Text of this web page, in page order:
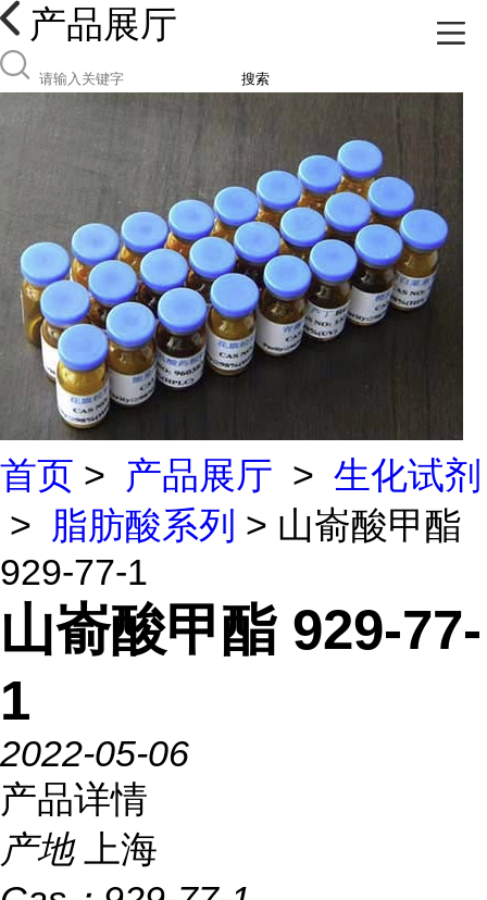
产品展厅
搜索
首页 > 产品展厅 > 生化试剂
> 脂肪酸系列 > 山嵛酸甲酯
929-77-1
山嵛酸甲酯 929-77-
1
2022-05-06
产品详情
产地
上海